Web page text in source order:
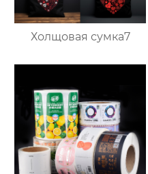
Холщовая сумка7